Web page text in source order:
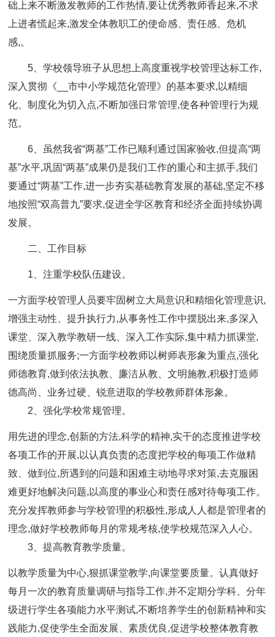
础上来不断激发教师的工作热情,要让优秀教师香起来,不求
上进者慌起来,激发全体教职工的使命感、责任感、危机
感,。
5、学校领导班子从思想上高度重视学校管理达标工作,
深入贯彻《__市中小学规范化管理》的基本要求,以精细
化、制度化为切入点,不断加强日常管理,使各种管理行为规
范。
6、虽然我省“两基”工作已顺利通过国家验收,但提高“两
基”水平,巩固“两基”成果仍是我们工作的重心和主抓手,我们
要通过“两基”工作,进一步夯实基础教育发展的基础,坚定不移
地按照“双高普九”要求,促进全学区教育和经济全面持续协调
发展。
二、工作目标
1、注重学校队伍建设。
一方面学校管理人员要牢固树立大局意识和精细化管理意识,
增强主动性、提升执行力,从事务性工作中摆脱出来,多深入
课堂、深入教学教研一线、深入工作实际,集中精力抓课堂,
围绕质量抓服务;一方面学校教师以树师表形象为重点,强化
师德教育,做到依法执教、廉洁从教、文明施教,积极打造师
德高尚、业务过硬、锐意进取的学校教师群体形象。
2、强化学校常规管理。
用先进的理念,创新的方法,科学的精神,实干的态度推进学校
各项工作的开展,以认真负责的态度把学校的每项工作做精
致、做到位,所遇到的问题和困难主动地寻求对策,去克服困
难更好地解决问题,以高度的事业心和责任感对待每项工作。
充分发挥教师参与学校管理的积极性,形成人人都是管理者的
理念,做好学校教师每月的常规考核,使学校规范深入人心。
3、提高教育教学质量。
以教学质量为中心,狠抓课堂教学,向课堂要质量。认真做好
每月一次的教育质量调研与指导工作,并不定期分学科、分年
级进行学生各项能力水平测试,不断培养学生的创新精神和实
践能力,促使学生全面发展、素质优良,促进学校整体教育教